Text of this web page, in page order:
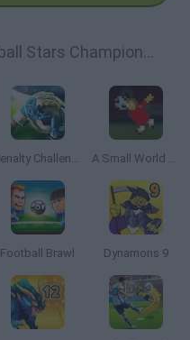
Jogos similares a Football Stars Championship
Penalty Challenge Multiplayer A Small World Cup
Football Brawl Dynamons 9